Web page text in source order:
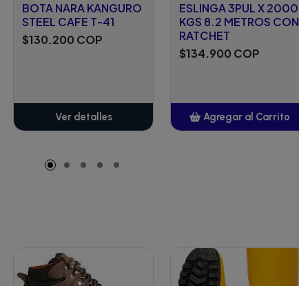
BOTA NARA KANGURO
STEEL CAFE T-41
$130.200 COP
Ver detalles
ESLINGA 3PUL X 2000
KGS 8.2 METROS CON
RATCHET
$134.900 COP
Agregar al Carrito